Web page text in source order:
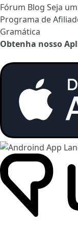
Fórum Blog Seja
Programa de
Gramática
Obtenha nosso